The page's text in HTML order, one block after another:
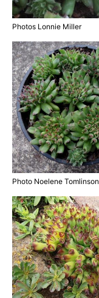
Photos Lonnie Miller
Photo Noelene Tomlinson